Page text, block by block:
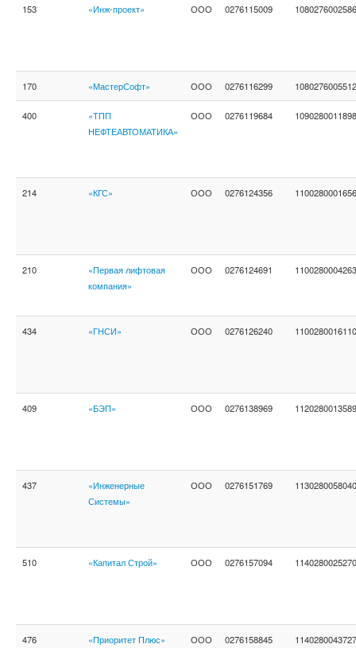
153 «Инж-проект» ООО 0276115009 1080276002586
170 «МастерСофт» ООО 0276116299 1080276005512
400
«ТПП
НЕФТЕАВТОМАТИКА»
ООО 0276119684 1090280011898
214 «КГС» ООО 0276124356 1100280001656
210
«Первая лифтовая
компания»
ООО 0276124691 1100280004263
434 «ГНСИ» ООО 0276126240 1100280016110
409 «БЭП» ООО 0276138969 1120280013589
437
«Инженерные
Системы»
ООО 0276151769 1130280058040
510 «Капитал Строй» ООО 0276157094 1140280025270
476 «Приоритет Плюс» ООО 0276158845 1140280043727